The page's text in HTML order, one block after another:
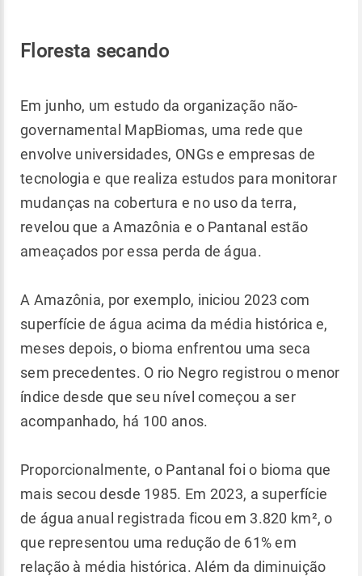
Floresta secando
Em junho, um estudo da organização não-
governamental MapBiomas, uma rede que
envolve universidades, ONGs e empresas de
tecnologia e que realiza estudos para monitorar
mudanças na cobertura e no uso da terra,
revelou que a Amazônia e o Pantanal estão
ameaçados por essa perda de água.
A Amazônia, por exemplo, iniciou 2023 com
superfície de água acima da média histórica e,
meses depois, o bioma enfrentou uma seca
sem precedentes. O rio Negro registrou o menor
índice desde que seu nível começou a ser
acompanhado, há 100 anos.
Proporcionalmente, o Pantanal foi o bioma que
mais secou desde 1985. Em 2023, a superfície
de água anual registrada ficou em 3.820 km², o
que representou uma redução de 61% em
relação à média histórica. Além da diminuição